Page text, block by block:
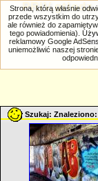
Szukaj:
Strona, którą właśnie
przede wszystkim do
ale również do
tego powiadomienia).
reklamowy Google
uniemożliwić naszej